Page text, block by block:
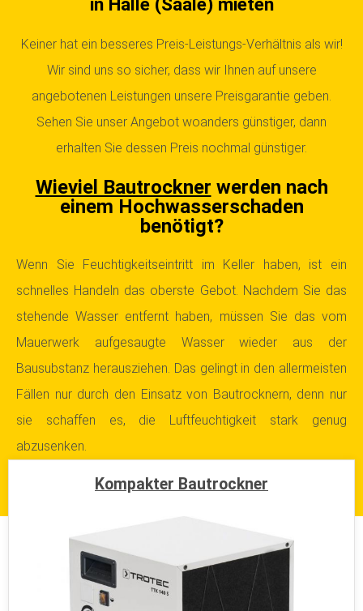
Keiner hat ein besseres Preis-Leistungs-Verhältnis als wir!
Wir sind uns so sicher, dass wir Ihnen auf unsere
angebotenen Leistungen unsere Preisgarantie geben.
Sehen Sie unser Angebot woanders günstiger, dann
erhalten Sie dessen Preis nochmal günstiger.
Wieviel Bautrockner werden nach
einem Hochwasserschaden
benötigt?
Wenn Sie Feuchtigkeitseintritt im Keller haben, ist ein
schnelles Handeln das oberste Gebot. Nachdem Sie das
stehende Wasser entfernt haben, müssen Sie das vom
Mauerwerk aufgesaugte Wasser wieder aus der
Bausubstanz herausziehen. Das gelingt in den allermeisten
Fällen nur durch den Einsatz von Bautrocknern, denn nur
sie schaffen es, die Luftfeuchtigkeit stark genug
abzusenken.
Kompakter Bautrockner